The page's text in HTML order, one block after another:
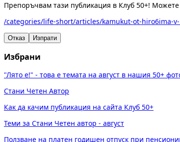
Препоръчвам тази публикация в Клуб 50+!
/categories/life-short/articles/kamukut-ot-hiro6ima-
Отказ Изпрати
Избрани
"Лято е!" - това е темата на август в нашия 50+
Стани Четен Автор
Как да качим публикация на сайта Клуб 50+
Теми за Стани Четен автор - август
Ползване на платен годишен отпуск при